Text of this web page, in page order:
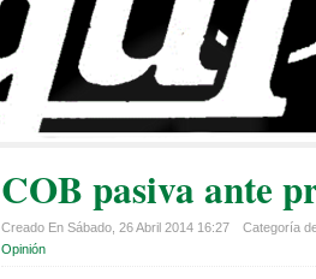
COB pasiva ante
Creado En Sábado, 26 Abril 2014 16:27
Categoría
Opinión